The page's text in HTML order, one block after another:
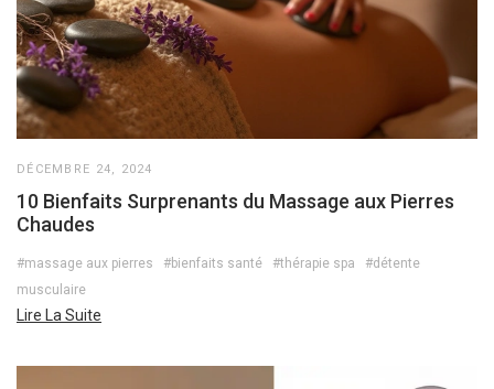
DÉCEMBRE 24, 2024
10 Bienfaits Surprenants du Massage aux Pierres
Chaudes
#massage aux pierres #bienfaits santé #thérapie spa
#détente
musculaire
Lire La Suite